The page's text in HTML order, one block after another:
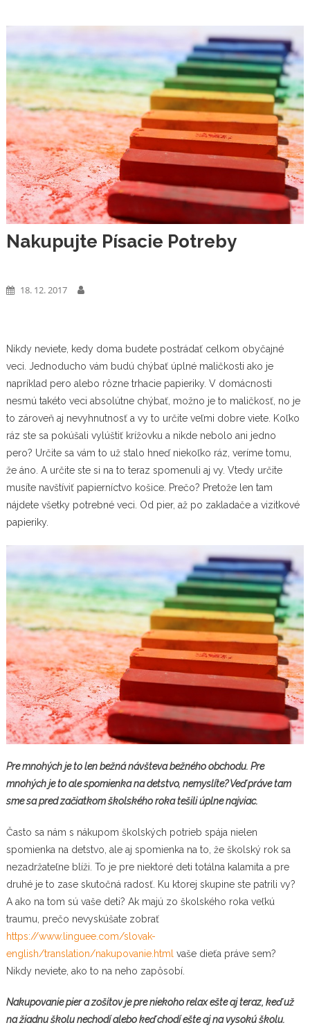
Nakupujte Písacie Potreby
18. 12. 2017
Nikdy neviete, kedy doma budete postrádať celkom obyčajné
veci. Jednoducho vám budú chýbať úplné maličkosti ako je
napríklad pero alebo rôzne trhacie papieriky. V domácnosti
nesmú takéto veci absolútne chýbať, možno je to maličkosť, no je
to zároveň aj nevyhnutnosť a vy to určite veľmi dobre viete. Koľko
ráz ste sa pokúšali vylúštiť krížovku a nikde nebolo ani jedno
pero? Určite sa vám to už stalo hneď niekoľko ráz, veríme tomu,
že áno. A určite ste si na to teraz spomenuli aj vy. Vtedy určite
musíte navštíviť papierníctvo košice. Prečo? Pretože len tam
nájdete všetky potrebné veci. Od pier, až po zakladače a vizitkové
papieriky.
Pre mnohých je to len bežná návšteva bežného obchodu. Pre
mnohých je to ale spomienka na detstvo, nemyslíte? Veď práve tam
sme sa pred začiatkom školského roka tešili úplne najviac.
Často sa nám s nákupom školských potrieb spája nielen
spomienka na detstvo, ale aj spomienka na to, že školský rok sa
nezadržateľne blíži. To je pre niektoré deti totálna kalamita a pre
druhé je to zase skutočná radosť. Ku ktorej skupine ste patrili vy?
A ako na tom sú vaše deti? Ak majú zo školského roka veľkú
traumu, prečo nevyskúšate zobrať
https://www.linguee.com/slovak-
english/translation/nakupovanie.html vaše dieťa práve sem?
Nikdy neviete, ako to na neho zapôsobí.
Nakupovanie pier a zošitov je pre niekoho relax ešte aj teraz, keď už
na žiadnu školu nechodí alebo keď chodí ešte aj na vysokú školu.